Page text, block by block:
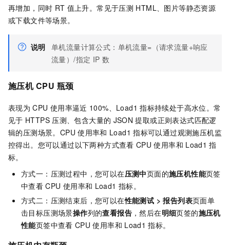
再增加，同时 RT 值上升。常见于压测 HTML、图片等静态资源
或下载文件等场景。
说明 单机流量计算公式：单机流量=（请求流量+响应
流量）/指定 IP 数
施压机 CPU 瓶颈
表现为 CPU 使用率逼近 100%、Load1 指标持续处于高水位。常
见于 HTTPS 压测、包含大量的 JSON 提取或正则表达式匹配逻
辑的压测场景。CPU 使用率和 Load1 指标可以通过观测施压机监
控得出。您可以通过以下两种方式查看 CPU 使用率和 Load1 指
标。
方式一：压测过程中，您可以在压测中页面的施压机性能页签
中查看 CPU 使用率和 Load1 指标。
方式二：压测结束后，您可以在性能测试 >报告列表页面单
击目标压测场景操作列的查看报告 ，然后在明细页签的施压机
性能页签中查看 CPU 使用率和 Load1 指标。